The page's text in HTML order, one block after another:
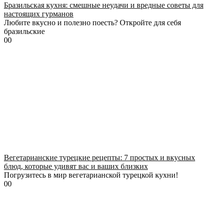
Бразильская кухня: смешные неудачи и вредные советы для
настоящих гурманов
Любите вкусно и полезно поесть? Откройте для себя
бразильские
00
Вегетарианские турецкие рецепты: 7 простых и вкусных
блюд, которые удивят вас и ваших близких
Погрузитесь в мир вегетарианской турецкой кухни!
00